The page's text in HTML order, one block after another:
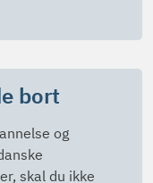
bort
og
skal du ikke